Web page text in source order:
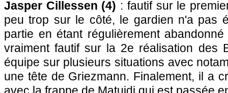
Jasper Cillessen (4) : fautif sur le
peu trop sur le côté, le gardien n'a pas
partie en étant régulièrement
vraiment fautif sur la 2e réalisation des
équipe sur plusieurs situations avec
une tête de Griezmann. Finalement, il a